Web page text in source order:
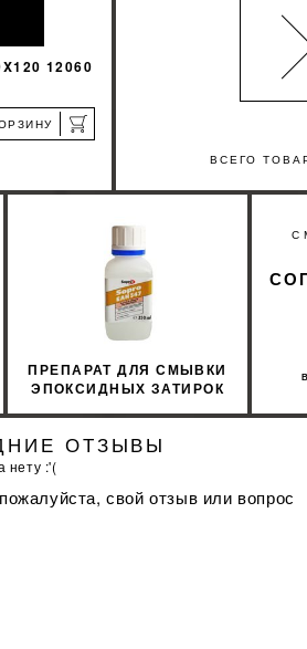
12060
ВСЕГО
ПРЕПАРАТ ДЛЯ СМЫВКИ
ЭПОКСИДНЫХ ЗАТИРОК
ОТЗЫВЫ
нету :'(
свой отзыв или вопрос